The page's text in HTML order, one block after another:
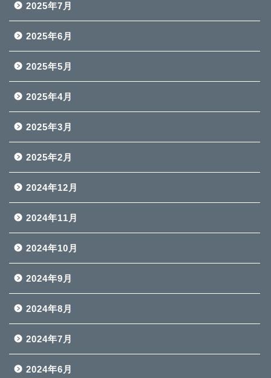
2025年7月
2025年6月
2025年5月
2025年4月
2025年3月
2025年2月
2024年12月
2024年11月
2024年10月
2024年9月
2024年8月
2024年7月
2024年6月